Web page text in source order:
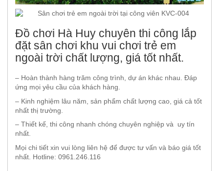
Đồ chơi Hà Huy chuyên thi công lắp
đặt sân chơi khu vui chơi trẻ em
ngoài trời chất lượng, giá tốt nhất.
– Hoàn thành hàng trăm công trình, dự án khác nhau. Đáp
ứng mọi yêu cầu của khách hàng.
– Kinh nghiệm lâu năm, sản phẩm chất lượng cao, giá cả tốt
nhất thị trường.
– Thiết kế, thi công nhanh chóng chuyên nghiệp và uy tín
nhất.
Mọi chi tiết xin vui lòng liên hệ để được tư vấn và báo giá tốt
nhất. Hotline: 0961.246.116